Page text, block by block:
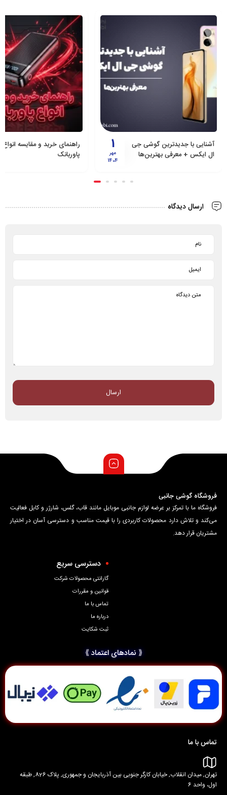
30
خرداد
1405
راهنمای خرید و مقایسه انواع
پاوربانک
راهنمای کامل خرید گوشی
اصلی | بررسی مزایا، معایب و
ارسال دیدگاه
فروشگاه گوشی جانبی
فروشگاه ما با تمرکز بر عرضه لوازم جانبی موبایل مانند قاب، گلس، شارژر و کابل فعالیت
می‌کند و تلاش دارد محصولات کاربردی را با قیمت مناسب و دسترسی آسان در اختیار
مشتریان قرار دهد.
دسترسی سریع
گارانتی محصولات شرکت
قوانین و مقررات
تماس با ما
درباره ما
ثبت شکایت
⟪ نمادهای اعتماد ⟫
تماس با ما
تهران, میدان انقلاب, خیابان کارگر جنوبی بین آذربایجان و جمهوری, پلاک 826, طبقه
اول، واحد 6